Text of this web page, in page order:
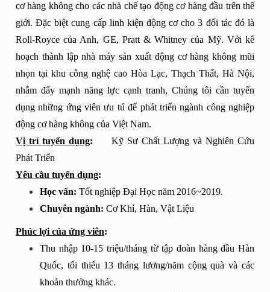
cơ hàng không cho các nhà chế tạo động cơ hàng đầu trên thế
giới. Đặc biệt cung cấp linh kiện động cơ cho 3 đối tác đó là
Roll-Royce của Anh, GE, Pratt & Whitney của Mỹ. Với kế
hoạch thành lập nhà máy sản xuất động cơ hàng không mũi
nhọn tại khu công nghệ cao Hòa Lạc, Thạch Thất, Hà Nội,
nhằm đẩy mạnh năng lực cạnh tranh, Chúng tôi cần tuyển
dụng những ứng viên ưu tú để phát triển ngành công nghiệp
động cơ hàng không của Việt Nam.
Vị trí tuyển dụng: Kỹ Sư Chất Lượng và Nghiên Cứu
Phát Triển
Yêu cầu tuyển dụng:
Học vấn: Tốt nghiệp Đại Học năm 2016~2019.
Chuyên ngành: Cơ Khí, Hàn, Vật Liệu
Phúc lợi của ứng viên:
Thu nhập 10-15 triệu/tháng từ tập đoàn hàng đầu Hàn
Quốc, tối thiểu 13 tháng lương/năm cộng quà và các
khoản thưởng khác.